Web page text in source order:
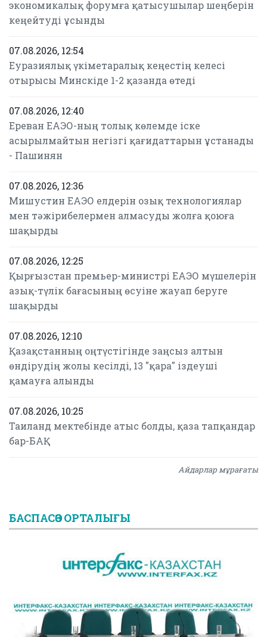
экономикалық форумға қатысушылар шеңберін
кеңейтуді ұсынды
07.08.2026, 12:54
Еуразиялық үкіметаралық кеңестің келесі
отырысы Минскіде 1-2 қазанда өтеді
07.08.2026, 12:40
Ереван ЕАЭО-ның толық көлемде іске
асырылмайтын негізгі қағидаттарын ұстанады
- Пашинян
07.08.2026, 12:36
Мишустин ЕАЭО елдерін озық технологиялар
мен тәжірибелермен алмасуды жолға қоюға
шақырды
07.08.2026, 12:25
Қырғызстан премьер-министрі ЕАЭО мүшелерін
азық-түлік бағасының өсуіне жауап беруге
шақырды
07.08.2026, 12:10
Қазақстанның оңтүстігінде заңсыз алтын
өндірудің жолы кесілді, 13 "қара" іздеуші
қамауға алынды
07.08.2026, 10:25
Таиланд мектебінде атыс болды, қаза тапқандар
бар-БАҚ
Айдарлар мұрағаты
БАСПАСӨЗ ОРТАЛЫҒЫ